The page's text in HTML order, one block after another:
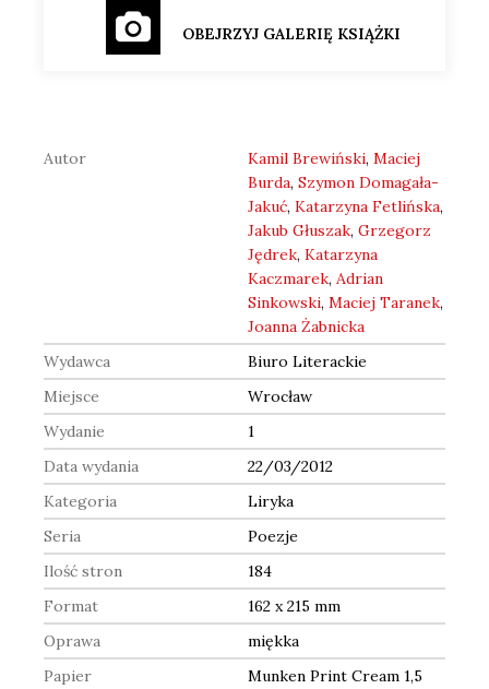
OBEJRZYJ GALERIĘ KSIĄŻKI
Autor Kamil Brewiński,Maciej
Burda,Szymon Domagała-
Jakuć,Katarzyna Fetlińska,
Jakub Głuszak,Grzegorz
Jędrek,Katarzyna
Kaczmarek,Adrian
Sinkowski,Maciej Taranek,
Joanna Żabnicka
Wydawca
Biuro Literackie
Miejsce
Wrocław
Wydanie
1
Data wydania
22/03/2012
Kategoria
Liryka
Seria
Poezje
Ilość stron
184
Format
162 x 215 mm
Oprawa
miękka
Papier
Munken Print Cream 1,5